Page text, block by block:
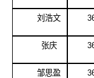
刘浩文
张庆
邹思盈